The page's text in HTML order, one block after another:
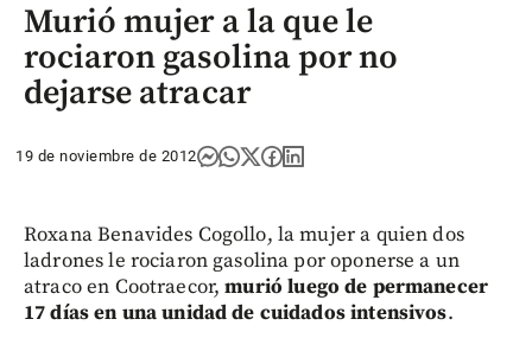
Murió mujer a la que le
rociaron gasolina por no
dejarse atracar
19 de noviembre de 2012
Roxana Benavides Cogollo, la mujer a quien dos
ladrones le rociaron gasolina por oponerse a un
atraco en Cootraecor,murió luego de permanecer
17 días en una unidad de cuidados intensivos.